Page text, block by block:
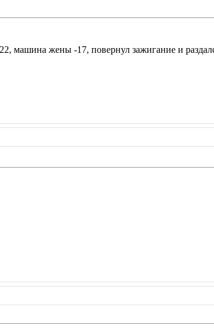
машина жены -17, повернул зажигание и